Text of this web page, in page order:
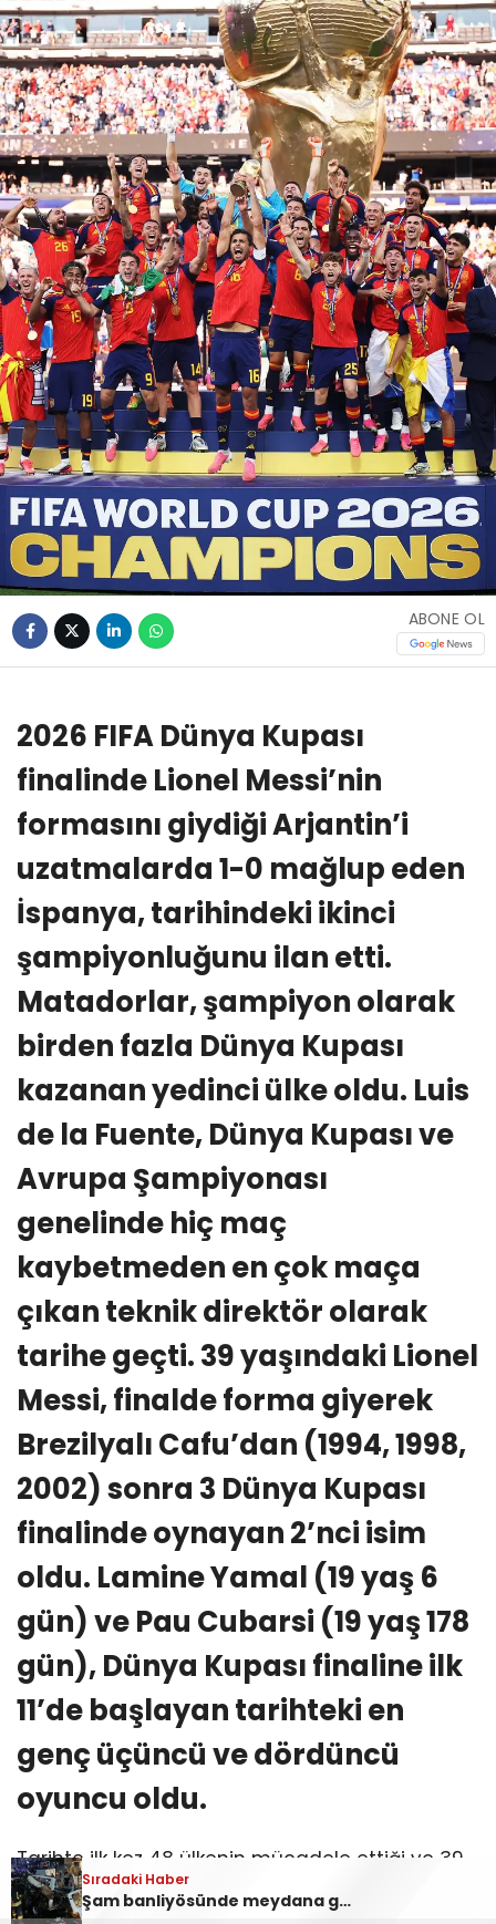
Sıradaki Haber
Filenin Sultanları, Milletler Ligi’nde Finale Yükseldi!
ABONE OL
2026 FIFA Dünya Kupası
finalinde Lionel Messi’nin
formasını giydiği Arjantin’i
uzatmalarda 1-0 mağlup eden
İspanya, tarihindeki ikinci
şampiyonluğunu ilan etti.
Matadorlar, şampiyon olarak
birden fazla Dünya Kupası
kazanan yedinci ülke oldu. Luis
de la Fuente, Dünya Kupası ve
Avrupa Şampiyonası
genelinde hiç maç
kaybetmeden en çok maça
çıkan teknik direktör olarak
tarihe geçti. 39 yaşındaki Lionel
Messi, finalde forma giyerek
Brezilyalı Cafu’dan (1994, 1998,
2002) sonra 3 Dünya Kupası
finalinde oynayan 2’nci isim
oldu. Lamine Yamal (19 yaş 6
gün) ve Pau Cubarsi (19 yaş 178
gün), Dünya Kupası finaline ilk
11’de başlayan tarihteki en
genç üçüncü ve dördüncü
oyuncu oldu.
Tarihte ilk kez 48 ülkenin mücadele ettiği ve 39
gün süren turnuvanın finalinde, İspanya ile
Arjantin, 80 bin kişilik New York New Jersey
Sıradaki Haber
Şam banliyösünde meydana gelen patlamada en az 2 kişi öldü!